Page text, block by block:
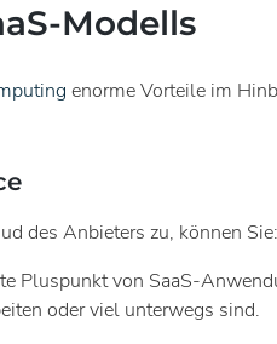
Modells
enorme Vorteile im
des Anbieters zu, können Sie:
Pluspunkt von SaaS-
oder viel unterwegs sind.